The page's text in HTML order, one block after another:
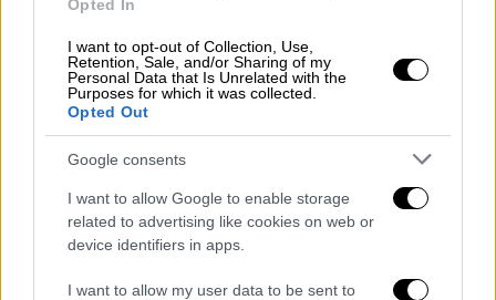
Opted In
I want to opt-out of Collection, Use,
Retention, Sale, and/or Sharing of my
Personal Data that Is Unrelated with the
Purposes for which it was collected.
Opted Out
Google consents
I want to allow Google to enable storage
related to advertising like cookies on web or
device identifiers in apps.
I want to allow my user data to be sent to
στους πυροβολισμούς
αν έχει συλληφθεί οποιοσδήποτε ύποπτος.
MASS SHOOTING DADEVILLE
ALABAMA
#shooting #breaking #news
#breakingnews
pic.twitter.com/nELZBxrxKF
— Crime With Bobby
April 16, 2023